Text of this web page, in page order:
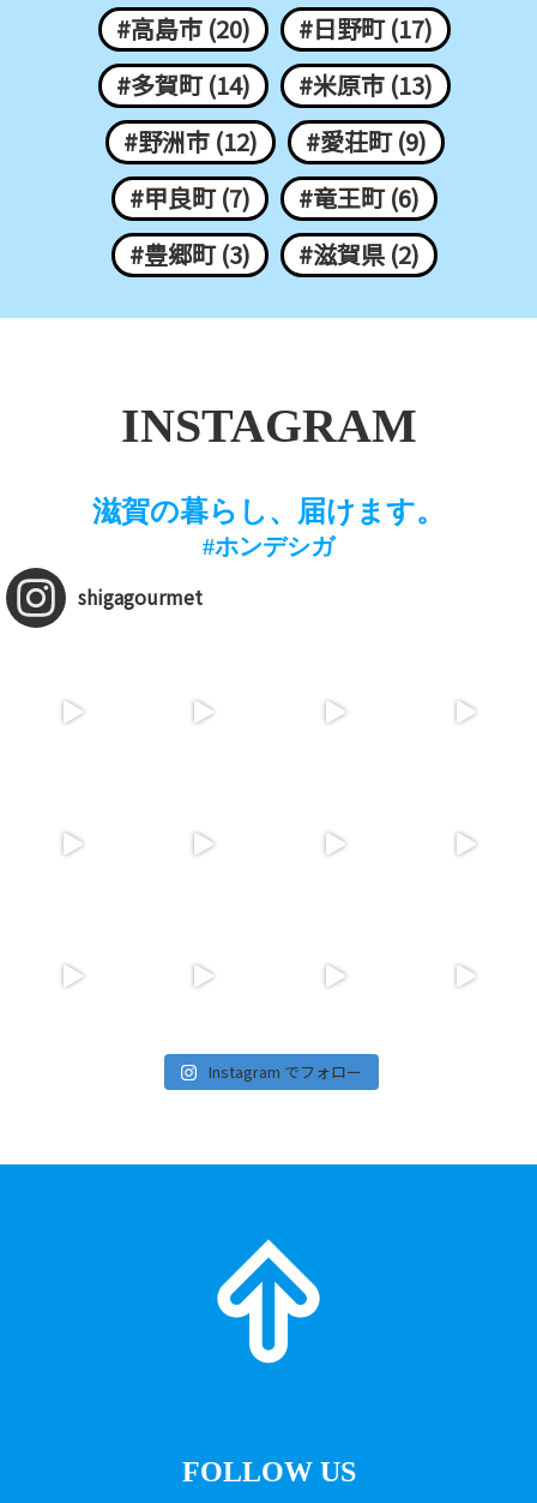
#高島市 (20)
#日野町 (17)
#多賀町 (14)
#米原市 (13)
#野洲市 (12)
#愛荘町 (9)
#甲良町 (7)
#竜王町 (6)
#豊郷町 (3)
#滋賀県 (2)
INSTAGRAM
滋賀の暮らし、届けます。
#ホンデシガ
shigagourmet
Instagram でフォロー
FOLLOW US